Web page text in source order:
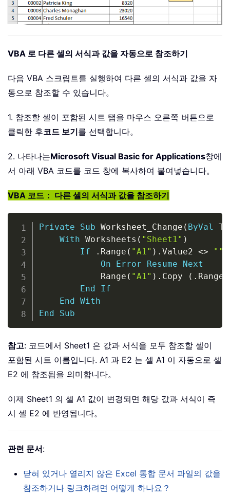
VBA 로 다른 셀의 서식과 값을 자동으로 참조하기
다음 VBA 스크립트를 실행하여 다른 셀의 서식과 값을 자
동으로 참조할 수 있습니다。
1. 참조할 셀이 포함된 시트 탭을 마우스 오른쪽 버튼으로
클릭한 후코드 보기를 선택합니다。
2. 나타나는Microsoft Visual Basic for Applications창에
서 아래 VBA 코드를 코드 창에 복사하여 붙여넣습니다。
VBA 코드： 다른 셀의 서식과 값을 참조하기
Private Sub Worksheet_Change ( ByVal
With Worksheets ( "Sheet1" )
If
. Range ( "A1" ) . Value2 <> ""
On
Error Resume
Next
            Range
( "A1" ) . Copy ( . Range
End
If
End With
End
Sub
Copy
참고: 코드에서 Sheet1 은 값과 서식을 모두 참조할 셀이
포함된 시트 이름입니다. A1 과 E2 는 셀 A1 이 자동으로 셀
E2 에 참조됨을 의미합니다。
이제 Sheet1 의 셀 A1 값이 변경되면 해당 값과 서식이 즉
시 셀 E2 에 반영됩니다。
관련 문서:
닫혀 있거나 열리지 않은 Excel 통합 문서 파일의 값을
참조하거나 링크하려면 어떻게 하나요？